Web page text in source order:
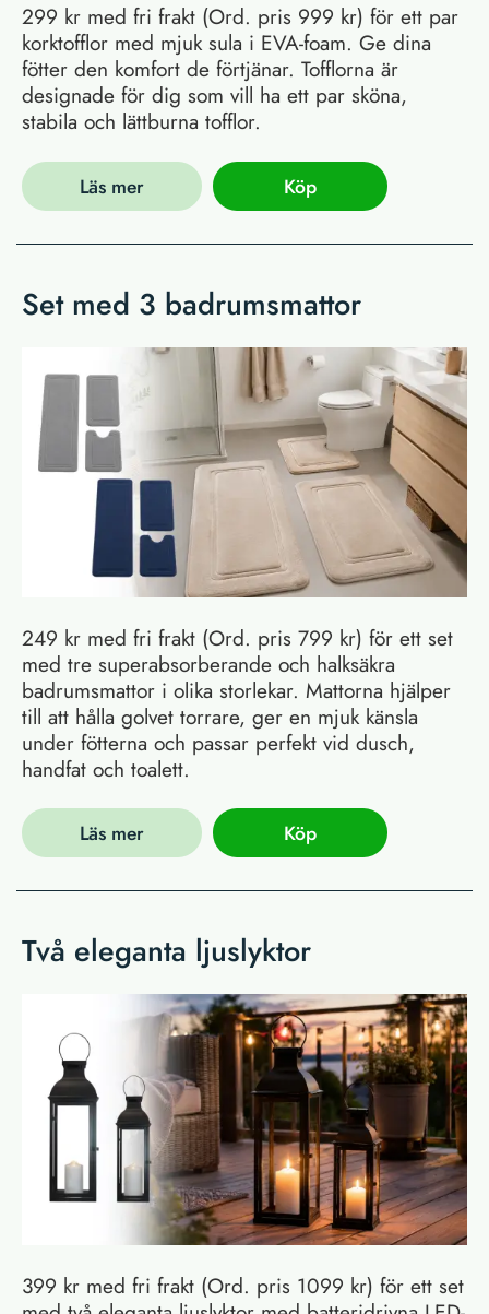
299 kr med fri frakt (Ord. pris 999 kr) för ett par
korktofflor med mjuk sula i EVA-foam. Ge dina
fötter den komfort de förtjänar. Tofflorna är
designade för dig som vill ha ett par sköna,
stabila och lättburna tofflor.
Läs mer Köp
Set med 3 badrumsmattor
249 kr med fri frakt (Ord. pris 799 kr) för ett set
med tre superabsorberande och halksäkra
badrumsmattor i olika storlekar. Mattorna hjälper
till att hålla golvet torrare, ger en mjuk känsla
under fötterna och passar perfekt vid dusch,
handfat och toalett.
Läs mer Köp
Två eleganta ljuslyktor
399 kr med fri frakt (Ord. pris 1099 kr) för ett set